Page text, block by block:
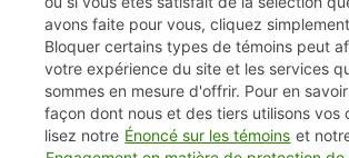
TELUS.com
Vie privée / Cookies
Accessibilité
avons faite pour vous, cliquez
Bloquer certains types de témoins peut
votre expérience du site et les services
sommes en mesure d'offrir. Pour en
façon dont nous et des tiers utilisons vos
lisez notre Énoncé sur les témoins et